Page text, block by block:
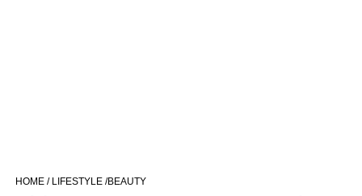
HOME / LIFESTYLE /BEAUTY